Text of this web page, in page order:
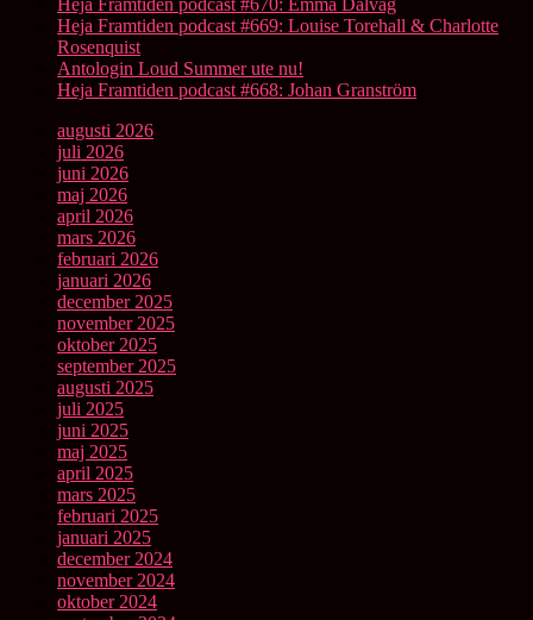
Heja Framtiden podcast #670: Emma Dalväg
Heja Framtiden podcast #669: Louise Torehall & Charlotte
Rosenquist
Antologin Loud Summer ute nu!
Heja Framtiden podcast #668: Johan Granström
augusti 2026
juli 2026
juni 2026
maj 2026
april 2026
mars 2026
februari 2026
januari 2026
december 2025
november 2025
oktober 2025
september 2025
augusti 2025
juli 2025
juni 2025
maj 2025
april 2025
mars 2025
februari 2025
januari 2025
december 2024
november 2024
oktober 2024